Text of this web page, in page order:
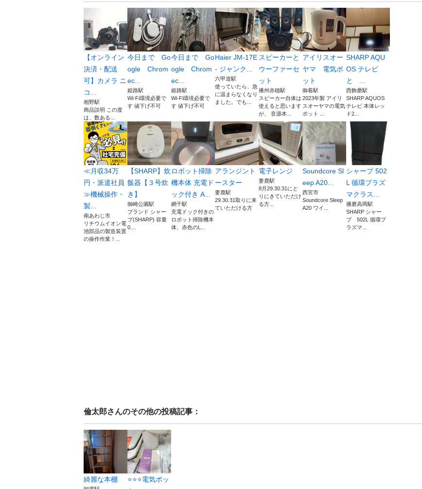
【オンライン
決済・配送
可】カメラ ニ
コ...
相野駅
商品説明 この度
は、数ある...
今日まで Go
ogle Chrom
ec...
姫路駅
Wi-Fi環境必要で
す 値下げ不可
今日まで Go
ogle Chrom
ec...
姫路駅
Wi-Fi環境必要で
す 値下げ不可
Haier JM-17E
- ジャンク...
六甲道駅
使っていたら、急
に温まらなくなり
ました。でも...
スピーカーと
ウーファーセ
ット
播州赤穂駅
スピーカー自体は
使えると思います
が、 音源本...
アイリスオー
ヤマ 電気ポ
ット
御着駅
2023年製 アイリ
スオーヤマの電気
ポット ...
SHARP AQU
OS テレビ
と ...
西飾磨駅
SHARP AQUOS
テレビ 本体レッ
ド2...
≪月収34万
円・派遣社員
≫機械操作・
製...
南あわじ市
リチウムイオン電
池部品の製造装置
の操作作業！...
【SHARP】炊
飯器【３号炊
き】
御崎公園駅
ブランド シャー
プ(SHARP) 容量
0....
ロボット掃除
機本体 充電ド
ック付き A...
網干駅
充電ドック付きの
ロボット掃除機本
体、赤色のL...
アランジント
ースター
妻鹿駅
29.30.31取りに来
ていただける方
電子レンジ
妻鹿駅
8月29.30.31にと
りにきていただけ
る方...
Soundcore Sl
eep A20...
西宮市
Soundcore Sleep
A20 ワイ...
シャープ 502
L 循環プラズ
マクラス...
播磨高岡駅
SHARP シャー
プ 502L 循環プ
ラズマ...
倫太郎さんのその他の投稿記事：
綺麗な本棚
⭐⭐⭐電気ポッ